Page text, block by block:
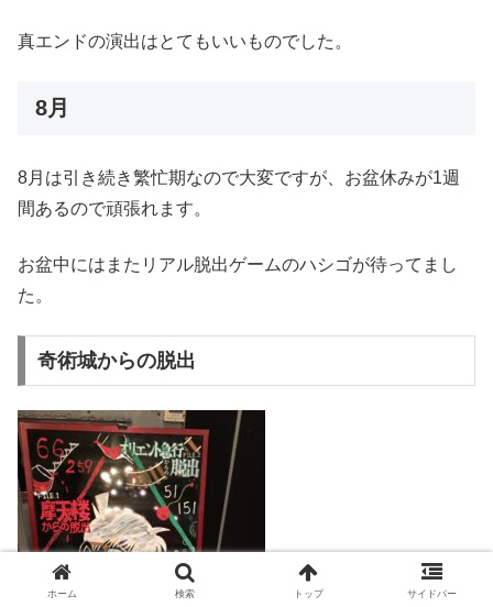
真エンドの演出はとてもいいものでした。
8月
8月は引き続き繁忙期なので大変ですが、お盆休みが1週
間あるので頑張れます。
お盆中にはまたリアル脱出ゲームのハシゴが待ってまし
た。
奇術城からの脱出
ホーム 検索 トップ サイドバー